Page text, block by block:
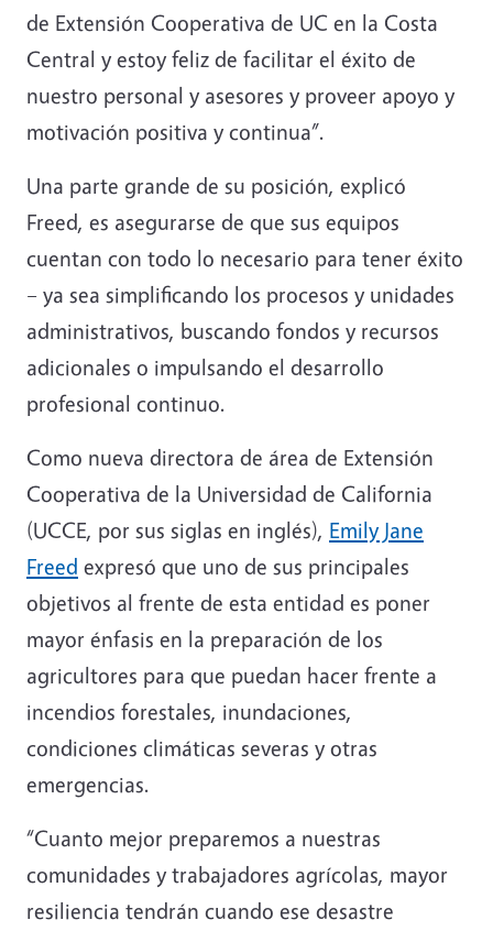
de Extensión Cooperativa de UC en la Costa
Central y estoy feliz de facilitar el éxito de
nuestro personal y asesores y proveer apoyo y
motivación positiva y continua”.
Una parte grande de su posición, explicó
Freed, es asegurarse de que sus equipos
cuentan con todo lo necesario para tener éxito
– ya sea simplificando los procesos y unidades
administrativos, buscando fondos y recursos
adicionales o impulsando el desarrollo
profesional continuo.
Como nueva directora de área de Extensión
Cooperativa de la Universidad de California
(UCCE, por sus siglas en inglés), Emily Jane
Freed expresó que uno de sus principales
objetivos al frente de esta entidad es poner
mayor énfasis en la preparación de los
agricultores para que puedan hacer frente a
incendios forestales, inundaciones,
condiciones climáticas severas y otras
emergencias.
“Cuanto mejor preparemos a nuestras
comunidades y trabajadores agrícolas, mayor
resiliencia tendrán cuando ese desastre